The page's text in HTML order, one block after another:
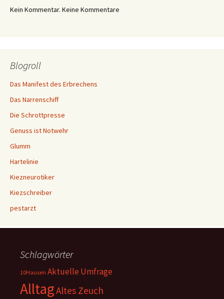
Kein Kommentar. Keine Kommentare
Blogroll
Das Manifest des Erbrechens
Das Narrenschiff
Die Schrottpresse
Genuss ist Notwehr
Glumm
Hartelinie
Kiezneurotiker
Kiezschreiber
pestarzt
Schlagwörter
10Hausen Aktuelle Umfrage
AlltagAltes Zeuch